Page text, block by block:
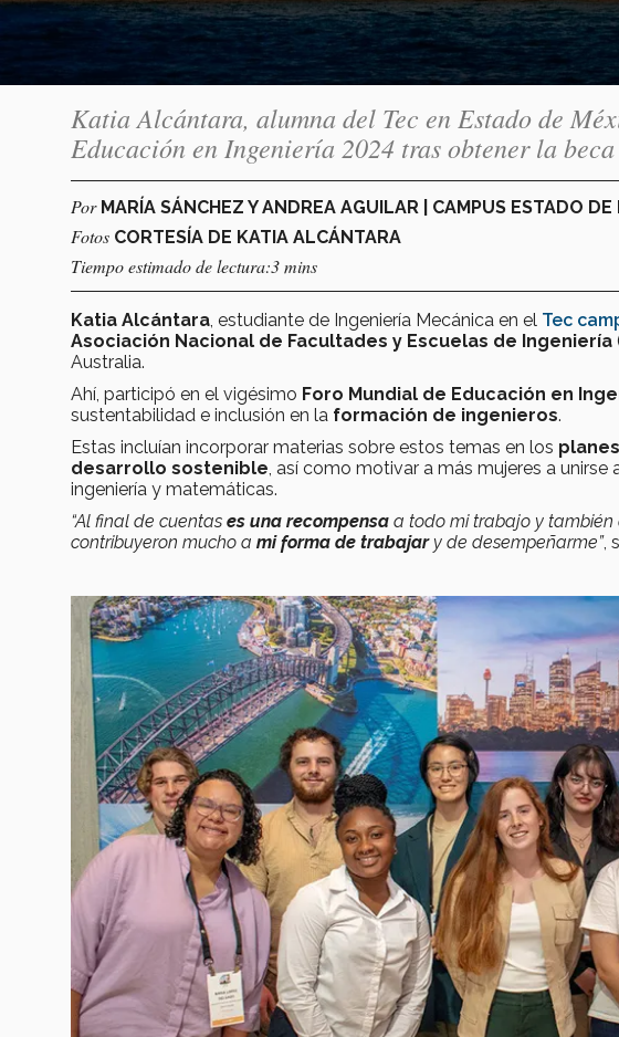
Katia Alcántara, alumna del Tec en Estado de
Educación en Ingeniería 2024 tras obtener la
Por MARÍA SÁNCHEZ Y ANDREA AGUILAR | CAMPUS ESTADO DE
Fotos CORTESÍA DE KATIA ALCÁNTARA
Tiempo estimado de lectura:3 mins
Katia Alcántara , estudiante de Ingeniería Mecánica en el Tec
Asociación Nacional de Facultades y Escuelas de Ingeniería
Australia.
Ahí, participó en el vigésimo Foro Mundial de Educación en
sustentabilidad e inclusión en la formación de ingenieros.
Estas incluían incorporar materias sobre estos temas en los
desarrollo sostenible , así como motivar a más mujeres a
ingeniería y matemáticas.
“Al final de cuentas es una recompensa a todo mi trabajo y también
contribuyeron mucho a mi forma de trabajar y de desempeñarme”,